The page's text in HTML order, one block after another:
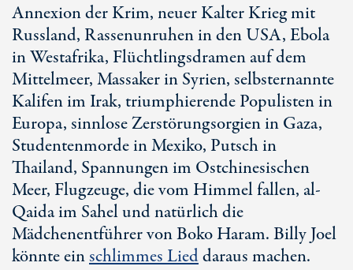
Annexion der Krim, neuer Kalter Krieg mit
Russland, Rassenunruhen in den USA, Ebola
in Westafrika, Flüchtlingsdramen auf dem
Mittelmeer, Massaker in Syrien, selbsternannte
Kalifen im Irak, triumphierende Populisten in
Europa, sinnlose Zerstörungsorgien in Gaza,
Studentenmorde in Mexiko, Putsch in
Thailand, Spannungen im Ostchinesischen
Meer, Flugzeuge, die vom Himmel fallen, al-
Qaida im Sahel und natürlich die
Mädchenentführer von Boko Haram. Billy Joel
könnte einschlimmes Lieddaraus machen.